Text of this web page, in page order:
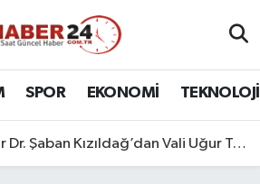
SPOR EKONOMİ TEKNOLOJİ
Kızıldağ’dan Vali Uğur Turan’a Ziyaret